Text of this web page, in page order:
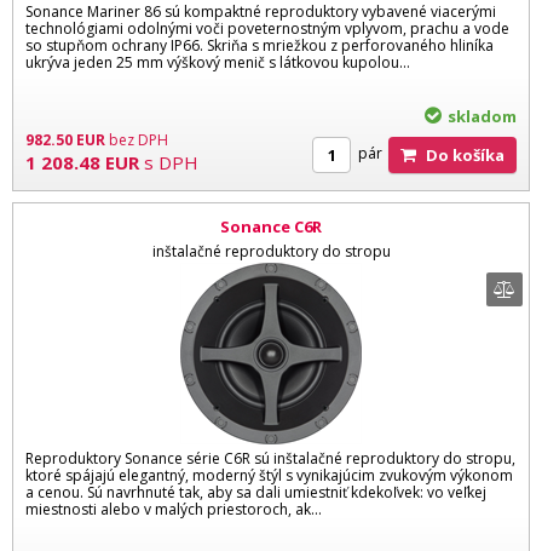
Sonance Mariner 86 sú kompaktné reproduktory vybavené viacerými
technológiami odolnými voči poveternostným vplyvom, prachu a vode
so stupňom ochrany IP66. Skriňa s mriežkou z perforovaného hliníka
ukrýva jeden 25 mm výškový menič s látkovou kupolou...
982.50 EURbez DPH
1 208.48 EUR s DPH
skladom
pár Do košíka
Sonance C6R
inštalačné reproduktory do stropu
Reproduktory Sonance série C6R sú inštalačné reproduktory do stropu,
ktoré spájajú elegantný, moderný štýl s vynikajúcim zvukovým výkonom
a cenou. Sú navrhnuté tak, aby sa dali umiestniť kdekoľvek: vo veľkej
miestnosti alebo v malých priestoroch, ak...